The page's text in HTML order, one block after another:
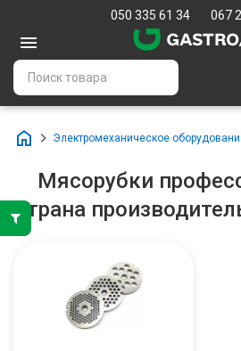
050 335 61 34 067
Электромеханическое
Мясорубки
Страна